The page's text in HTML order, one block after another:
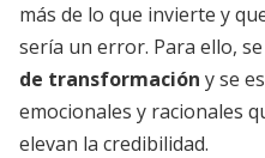
más de lo que invierte y
sería un error. Para ello,
de transformación y se
emocionales y racionales
elevan la credibilidad.